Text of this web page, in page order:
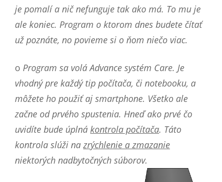
je pomalí a nič nefunguje tak ako má. To mu je
ale koniec. Program o ktorom dnes budete čítať
už poznáte, no povieme si o ňom niečo viac.
o Program sa volá Advance systém Care. Je
vhodný pre každý tip počítača, či notebooku, a
môžete ho použiť aj smartphone. Všetko ale
začne od prvého spustenia. Hneď ako prvé čo
uvidíte bude úplná kontrola počítača. Táto
kontrola slúži nazrýchlenie a zmazanie
niektorých nadbytočných súborov.